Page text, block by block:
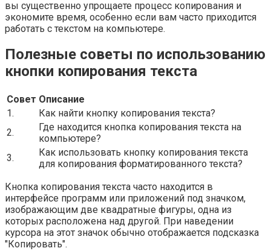
вы существенно упрощаете процесс копирования и
экономите время, особенно если вам часто приходится
работать с текстом на компьютере.
Полезные советы по использованию
кнопки копирования текста
Совет Описание
1.
Как найти кнопку копирования текста?
2.
Где находится кнопка копирования текста на
компьютере?
3.
Как использовать кнопку копирования текста
для копирования форматированного текста?
Кнопка копирования текста часто находится в
интерфейсе программ или приложений под значком,
изображающим две квадратные фигуры, одна из
которых расположена над другой. При наведении
курсора на этот значок обычно отображается подсказка
"Копировать".